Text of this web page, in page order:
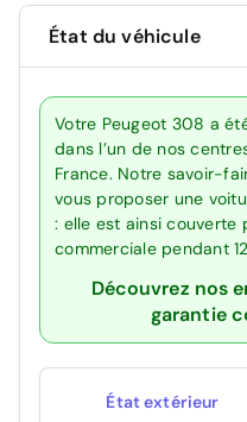
État du véhicule
Votre Peugeot 308 a
dans l’un de nos
France. Notre savoir-
vous proposer une
: elle est ainsi couverte
commerciale pendant
Découvrez nos
garantie
État extérieur